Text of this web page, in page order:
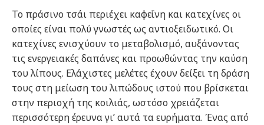
Το πράσινο τσάι περιέχει καφεΐνη και κατεχίνες οι
οποίες είναι πολύ γνωστές ως αντιοξειδωτικό. Οι
κατεχίνες ενισχύουν το μεταβολισμό, αυξάνοντας
τις ενεργειακές δαπάνες και προωθώντας την καύση
του λίπους. Ελάχιστες μελέτες έχουν δείξει τη δράση
τους στη μείωση του λιπώδους ιστού που βρίσκεται
στην περιοχή της κοιλιάς, ωστόσο χρειάζεται
περισσότερη έρευνα γι’ αυτά τα ευρήματα. Ένας από